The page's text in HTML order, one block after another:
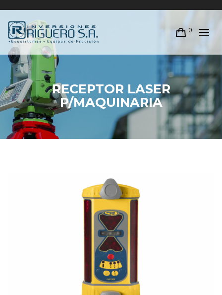
0
RECEPTOR LASER
P/MAQUINARIA